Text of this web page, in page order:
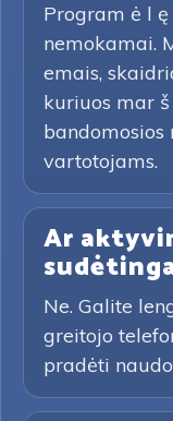
Program ė l
nemokamai.
emais,
kuriuos mar
bandomosios
vartotojams.
Ar
Ne. Galite
greitojo
pradėti